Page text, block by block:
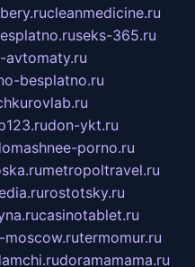
cleanmedicine.ru
seks-365.ru
besplatno.ru
don-ykt.ru
porno.ru
metropoltravel.ru
rostotsky.ru
casinotablet.ru
termomur.ru
doramamama.ru